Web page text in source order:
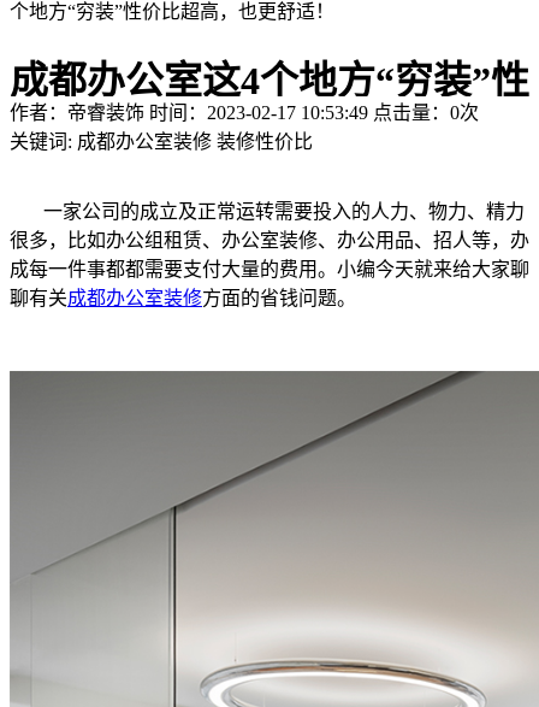
个地方“穷装”性价比超高，也更舒适！
成都办公室这4个地方“穷装”性
价比超高，也更舒适！
作者：帝睿装饰 时间：2023-02-17 10:53:49 点击量： 0次
关键词: 成都办公室装修 装修性价比
一家公司的成立及正常运转需要投入的人力、物力、精力
很多，比如办公组租赁、办公室装修、办公用品、招人等，办
成每一件事都都需要支付大量的费用。小编今天就来给大家聊
聊有关成都办公室装修方面的省钱问题。